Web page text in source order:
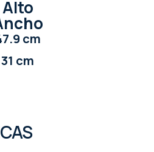
Alto
cm
31 cm